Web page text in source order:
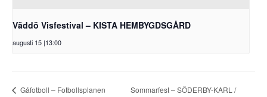
Väddö Visfestival – KISTA HEMBYGDSGÅRD
augusti 15 |13:00
Gåfotboll – Fotbollsplanen
Sommarfest – SÖDERBY-KARL /